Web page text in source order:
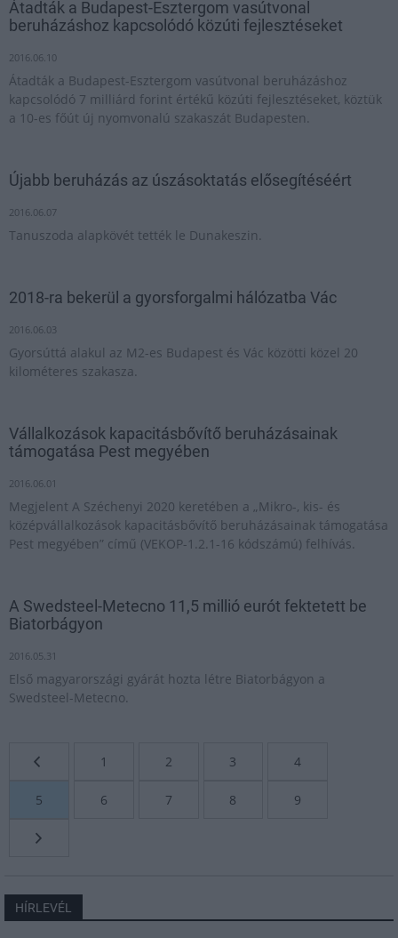
Átadták a Budapest-Esztergom vasútvonal
beruházáshoz kapcsolódó közúti fejlesztéseket
2016.06.10
Átadták a Budapest-Esztergom vasútvonal beruházáshoz
kapcsolódó 7 milliárd forint értékű közúti fejlesztéseket, köztük
a 10-es főút új nyomvonalú szakaszát Budapesten.
Újabb beruházás az úszásoktatás elősegítéséért
2016.06.07
Tanuszoda alapkövét tették le Dunakeszin.
2018-ra bekerül a gyorsforgalmi hálózatba Vác
2016.06.03
Gyorsúttá alakul az M2-es Budapest és Vác közötti közel 20
kilométeres szakasza.
Vállalkozások kapacitásbővítő beruházásainak
támogatása Pest megyében
2016.06.01
Megjelent A Széchenyi 2020 keretében a „Mikro-, kis- és
középvállalkozások kapacitásbővítő beruházásainak támogatása
Pest megyében” című (VEKOP-1.2.1-16 kódszámú) felhívás.
A Swedsteel-Metecno 11,5 millió eurót fektetett be
Biatorbágyon
2016.05.31
Első magyarországi gyárát hozta létre Biatorbágyon a
Swedsteel-Metecno.
1 2 3 4
5 6 7 8 9
HÍRLEVÉL